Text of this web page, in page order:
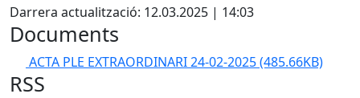
Darrera actualització: 12.03.2025 | 14:03
Documents
ACTA PLE EXTRAORDINARI 24-02-2025(485.66KB)
RSS